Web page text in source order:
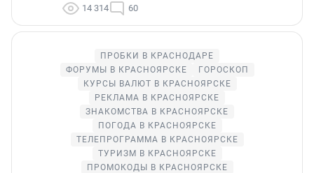
14 314 60
ПРОБКИ В КРАСНОДАРЕ
ФОРУМЫ В КРАСНОЯРСКЕ
ГОРОСКОП
КУРСЫ ВАЛЮТ В КРАСНОЯРСКЕ
РЕКЛАМА В КРАСНОЯРСКЕ
ЗНАКОМСТВА В КРАСНОЯРСКЕ
ПОГОДА В КРАСНОЯРСКЕ
ТЕЛЕПРОГРАММА В КРАСНОЯРСКЕ
ТУРИЗМ В КРАСНОЯРСКЕ
ПРОМОКОДЫ В КРАСНОЯРСКЕ